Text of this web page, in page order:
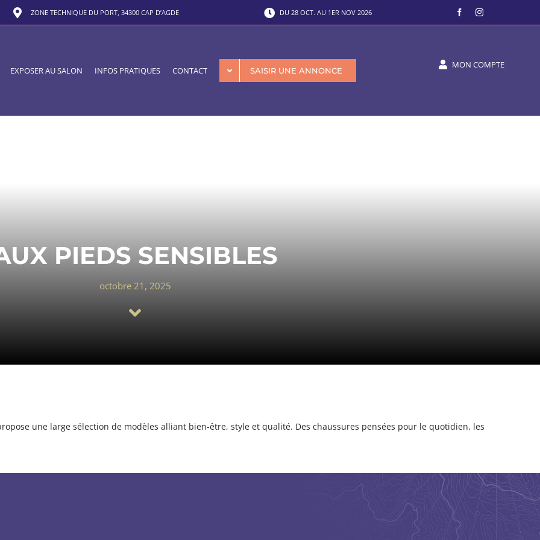
ZONE TECHNIQUE DU PORT, 34300 CAP D’AGDE DU 28 OCT. AU 1ER NOV 2026
EXPOSER AU SALON INFOS PRATIQUES CONTACT SAISIR UNE ANNONCE
MON COMPTE
PIEDS SENSIBLES
octobre 21, 2025
une large sélection de modèles alliant bien-être, style et qualité. Des chaussures pensées pour le quotidien, les